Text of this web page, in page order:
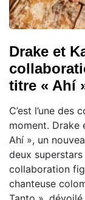
Drake et
titre « Ahí
C’est l’une
moment. Drake
Ahí », un
deux
collaboration
chanteuse